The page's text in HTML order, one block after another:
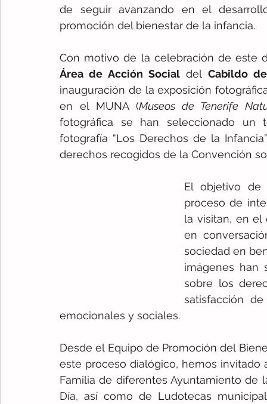
de seguir avanzando en el
promoción del bienestar de la infancia.
Con motivo de la celebración de este
Área de Acción Social del Cabildo
inauguración de la exposición
en el MUNA (Museos de Tenerife
fotográfica se han seleccionado
fotografía “Los Derechos de la
derechos recogidos de la Convención
El objetivo de
proceso de
la visitan, en el
en
sociedad en
imágenes han
sobre los
satisfacción
emocionales y sociales.
Desde el Equipo de Promoción del
este proceso dialógico, hemos
Familia de diferentes Ayuntamiento de
Día, así como de Ludotecas